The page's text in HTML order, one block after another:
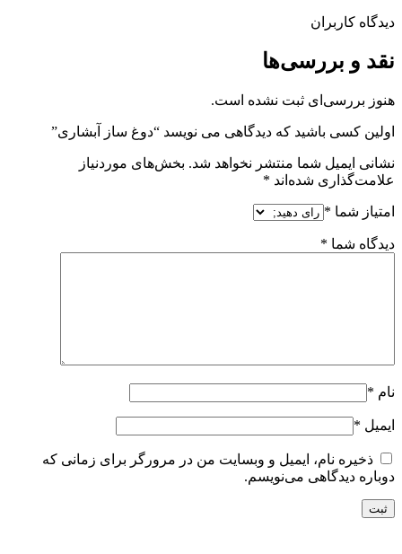
دیدگاه کاربران
نقد و بررسی‌ها
هنوز بررسی‌ای ثبت نشده است.
اولین کسی باشید که دیدگاهی می نویسد “دوغ ساز آبشاری”
نشانی ایمیل شما منتشر نخواهد شد. بخش‌های موردنیاز
علامت‌گذاری شده‌اند *
امتیاز شما *
دیدگاه شما *
نام *
ایمیل *
ذخیره نام، ایمیل و وبسایت من در مرورگر برای زمانی که
دوباره دیدگاهی می‌نویسم.